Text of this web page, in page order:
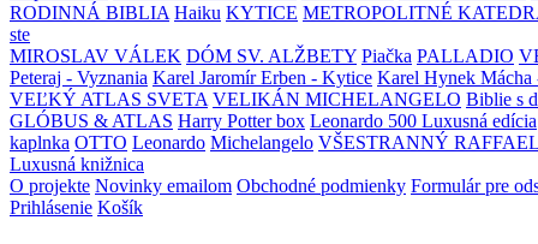
RODINNÁ BIBLIA Haiku KYTICE METROPOLITNÉ
ste
MIROSLAV VÁLEK DÓM SV. ALŽBETY Piačka PALLADIO
Peteraj - Vyznania Karel Jaromír Erben - Kytice Karel Hynek Mácha
VEĽKÝ ATLAS SVETA VELIKÁN MICHELANGELO Biblie s
GLÓBUS & ATLAS Harry Potter box Leonardo 500 Luxusná edícia
kaplnka OTTO Leonardo Michelangelo VŠESTRANNÝ
Luxusná knižnica
O projekte Novinky emailom Obchodné podmienky Formulár pre
Prihlásenie Košík